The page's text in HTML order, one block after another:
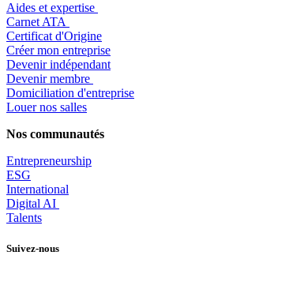
Aides et expertise
​Carnet ATA
Certificat d'Origine
Créer mon entreprise
Devenir indépendant
Devenir membre
​Domiciliation d'entreprise
Louer nos salles
Nos communautés
Entrepreneurship
ESG
International
Digital AI
Talents
Suivez-nous